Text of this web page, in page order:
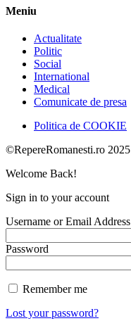
Meniu
Actualitate
Politic
Social
International
Medical
Comunicate de presa
Politica de COOKIE
©RepereRomanesti.ro 2025
Welcome Back!
Sign in to your account
Username or Email Address
Password
Remember me
Lost your password?